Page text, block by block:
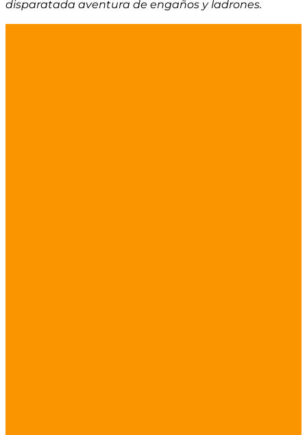
disparatada aventura de engaños y ladrones.